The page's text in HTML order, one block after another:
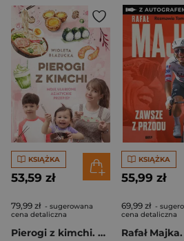
KSIĄŻKA
53,59 zł
79,99 zł - sugerowana
cena detaliczna
Pierogi z kimchi. Moje ulubione azjatyckie przepisy
KSIĄŻKA
55,99 zł
69,99 zł -
cena detaliczna